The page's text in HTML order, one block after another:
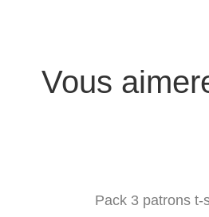
Vous
Pack 3 patrons t-